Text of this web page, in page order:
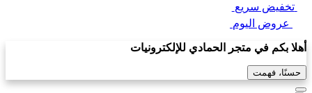
تخفيض سريع
عروض اليوم
أهلا بكم في متجر الحمادي للإلكترونيات
حسنًا، فهمت